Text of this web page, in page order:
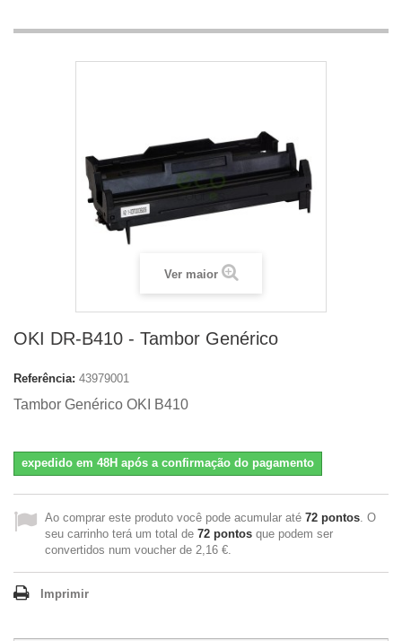
Ver maior
OKI DR-B410 - Tambor Genérico
Referência: 43979001
Tambor Genérico OKI B410
expedido em 48H após a confirmação do pagamento
Ao comprar este produto você pode acumular até 72 pontos. O
seu carrinho terá um total de 72 pontos que podem ser
convertidos num voucher de 2,16 €.
Imprimir